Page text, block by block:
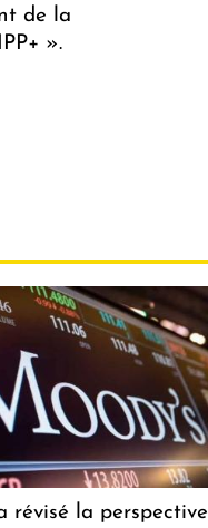
de la
».
révisé la perspective